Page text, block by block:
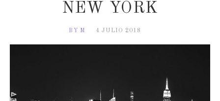
NEW YORK
BY M 4 JULIO 2018